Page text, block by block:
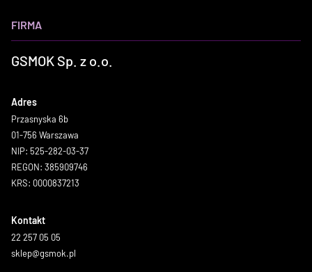
FIRMA
GSMOK Sp. z o.o.
Adres
Przasnyska 6b
01-756 Warszawa
NIP: 525-282-03-37
REGON: 385909746
KRS: 0000837213
Kontakt
22 257 05 05
sklep@gsmok.pl